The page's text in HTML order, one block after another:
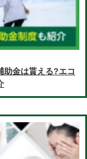
助金は貰える?エコ